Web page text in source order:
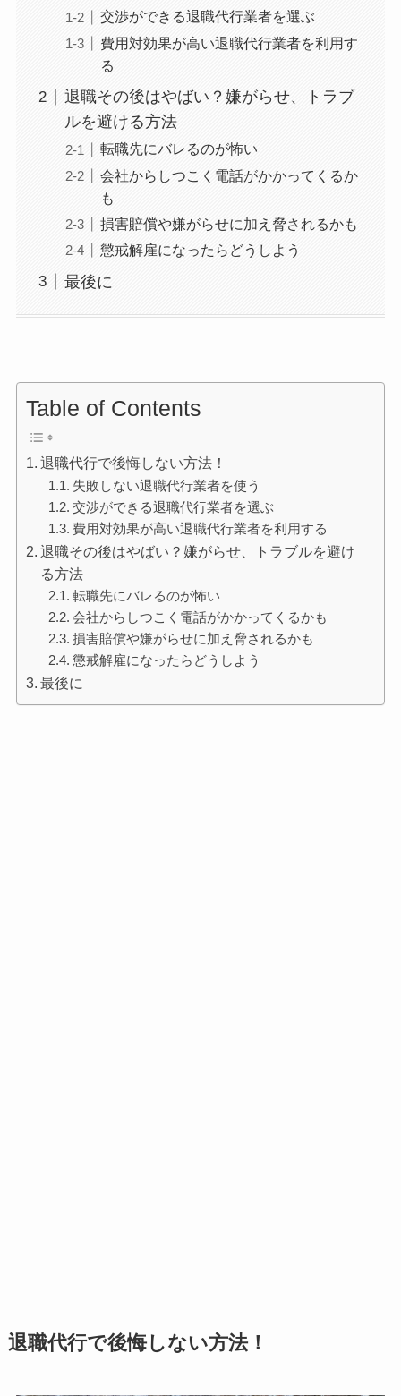
交渉ができる退職代行業者を選ぶ
費用対効果が高い退職代行業者を利用す
る
退職その後はやばい？嫌がらせ、トラブ
ルを避ける方法
転職先にバレるのが怖い
会社からしつこく電話がかかってくるか
も
損害賠償や嫌がらせに加え脅されるかも
懲戒解雇になったらどうしよう
最後に
Table of Contents
退職代行で後悔しない方法！
失敗しない退職代行業者を使う
交渉ができる退職代行業者を選ぶ
費用対効果が高い退職代行業者を利用する
退職その後はやばい？嫌がらせ、トラブルを避け
る方法
転職先にバレるのが怖い
会社からしつこく電話がかかってくるかも
損害賠償や嫌がらせに加え脅されるかも
懲戒解雇になったらどうしよう
最後に
退職代行で後悔しない方法！